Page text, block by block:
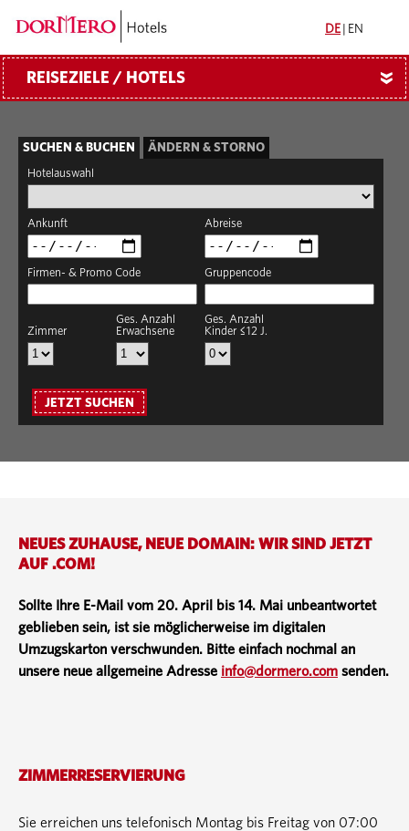
DE EN
REISEZIELE / HOTELS »
SUCHEN & BUCHEN ÄNDERN & STORNO
Hotelauswahl
Ankunft Abreise
Firmen- & Promo Code Gruppencode
Zimmer
Ges. Anzahl
Erwachsene
Ges. Anzahl
Kinder ≤12 J.
JETZT SUCHEN
NEUES ZUHAUSE, NEUE DOMAIN: WIR SIND JETZT
AUF .COM!
Sollte Ihre E-Mail vom 20. April bis 14. Mai unbeantwortet
geblieben sein, ist sie möglicherweise im digitalen
Umzugskarton verschwunden. Bitte einfach nochmal an
unsere neue allgemeine Adresse info@dormero.com senden.
ZIMMERRESERVIERUNG
Sie erreichen uns telefonisch Montag bis Freitag von 07:00